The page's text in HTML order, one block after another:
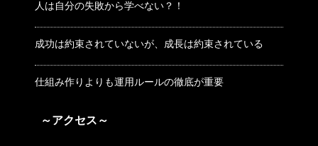
人は自分の失敗から学べない？！
成功は約束されていないが、成長は約束されている
仕組み作りよりも運用ルールの徹底が重要
～アクセス～